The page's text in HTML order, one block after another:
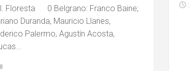
Floresta 0 Belgrano: Franco Baine;
Duranda, Mauricio Llanes,
Palermo, Agustín Acosta,